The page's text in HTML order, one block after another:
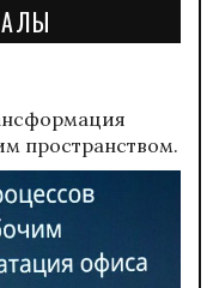
пространством.